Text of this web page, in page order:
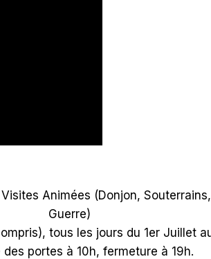
Animées (Donjon,
Guerre)
tous les jours du 1er Juillet
des portes à 10h, fermeture à 19h.